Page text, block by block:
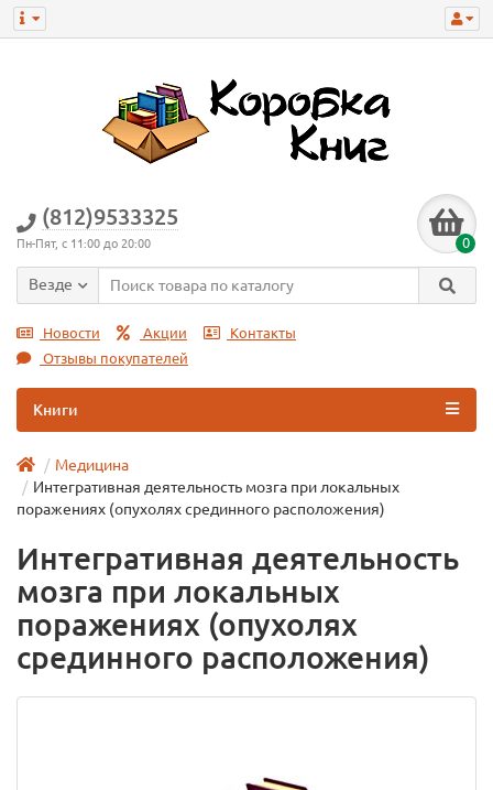
(812)9533325
Пн-Пят, с 11:00 до 20:00 0
Везде
Новости Акции
Контакты
Отзывы покупателей
Книги
Медицина
Интегративная деятельность мозга при локальных
поражениях (опухолях срединного расположения)
Интегративная деятельность
мозга при локальных
поражениях (опухолях
срединного расположения)